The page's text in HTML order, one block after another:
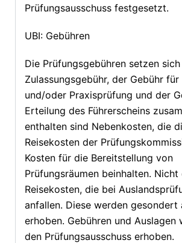
Prüfungsausschuss festgesetzt.
UBI: Gebühren
Die Prüfungsgebühren setzen
Zulassungsgebühr, der Gebühr
und/oder Praxisprüfung und der
Erteilung des Führerscheins
enthalten sind Nebenkosten, die
Reisekosten der
Kosten für die Bereitstellung von
Prüfungsräumen beinhalten.
Reisekosten, die bei
anfallen. Diese werden gesondert
erhoben. Gebühren und Auslagen
den Prüfungsausschuss erhoben.